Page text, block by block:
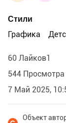
Стили
Графика
60 Лайков1
544 Просмотра
7 Май 2025,
Объект